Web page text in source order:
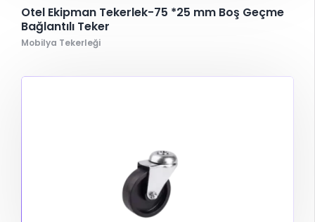
Otel Ekipman Tekerlek-75 *25 mm Boş Geçme
Bağlantılı Teker
Mobilya Tekerleği